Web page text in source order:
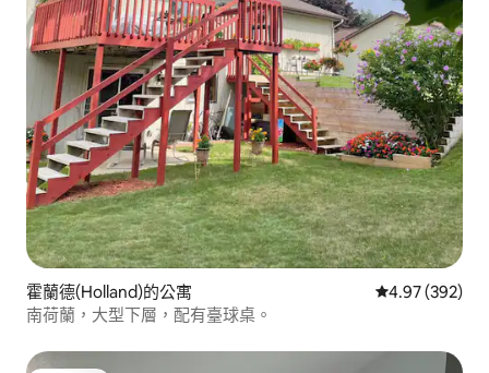
霍蘭德(Holland)的公寓 從 392 則評價
4.97 (392)
南荷蘭，大型下層，配有臺球桌。